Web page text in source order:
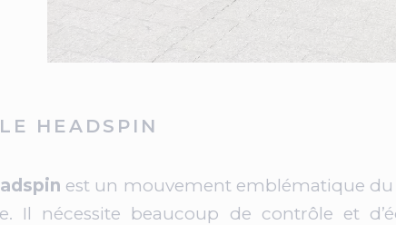
HEADSPIN
est un mouvement emblématique du
Il nécessite beaucoup de contrôle et